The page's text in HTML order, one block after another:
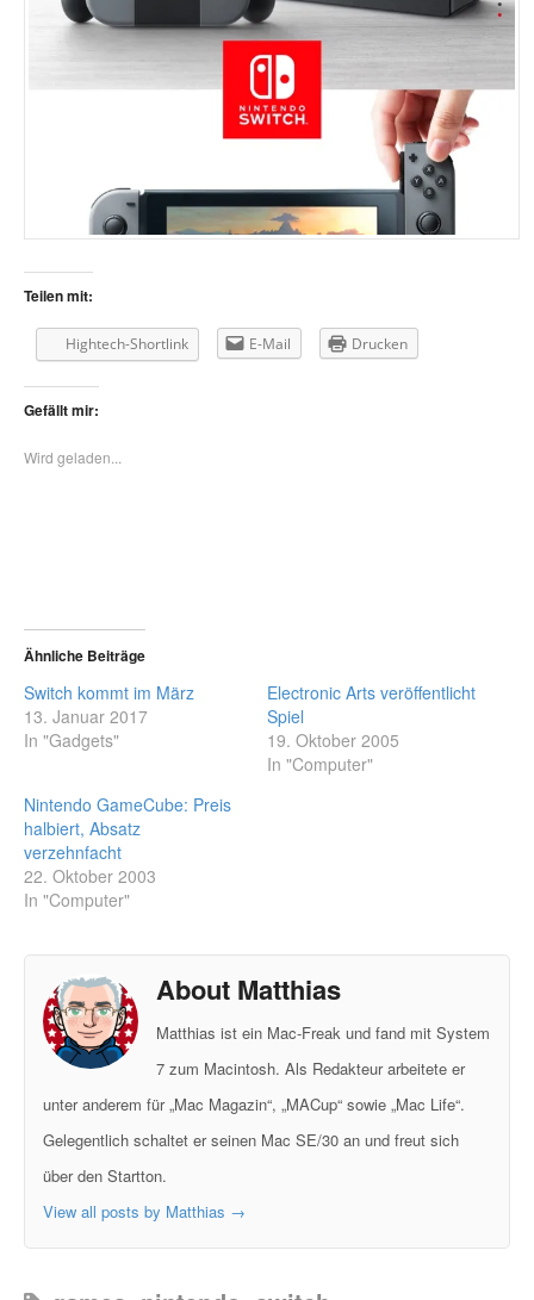
Teilen mit:
Hightech-Shortlink E-Mail Drucken
Gefällt mir:
Wird geladen...
Ähnliche Beiträge
Switch kommt im März
13. Januar 2017
In "Gadgets"
Electronic Arts veröffentlicht
Spiel
19. Oktober 2005
In "Computer"
Nintendo GameCube: Preis
halbiert, Absatz
verzehnfacht
22. Oktober 2003
In "Computer"
About Matthias
Matthias ist ein Mac-Freak und fand mit System
7 zum Macintosh. Als Redakteur arbeitete er
unter anderem für „Mac Magazin“, „MACup“ sowie „Mac Life“.
Gelegentlich schaltet er seinen Mac SE/30 an und freut sich
über den Startton.
View all posts by Matthias →